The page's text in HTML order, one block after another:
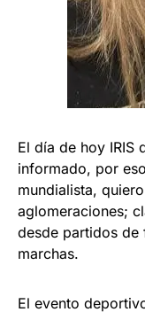
El día de hoy IRIS
informado, por
mundialista,
aglomeraciones;
desde partidos de
marchas.
El evento